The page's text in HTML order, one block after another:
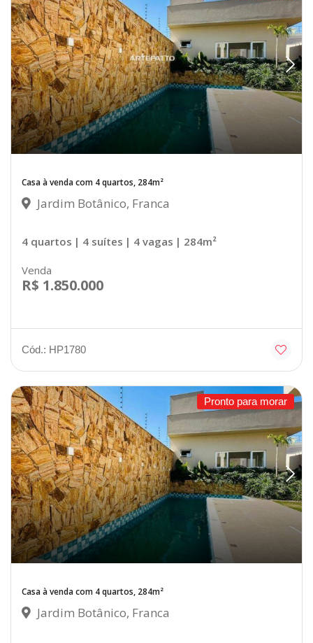
Casa à venda com 4 quartos, 284m²
Jardim Botânico, Franca
4 quartos | 4 suítes | 4 vagas | 284m²
Venda
R$ 1.850.000
Cód.: HP1780
Pronto para morar
Casa à venda com 4 quartos, 284m²
Jardim Botânico, Franca